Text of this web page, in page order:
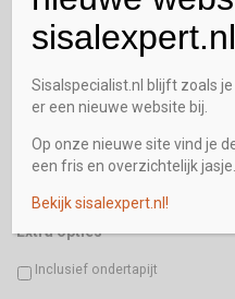
Extra opties
Inclusief ondertapijt
Sisalspecialist.nl blijft zoals
er een nieuwe website bij.
Op onze nieuwe site vind je
een fris en overzichtelijk jasje.
Bekijk sisalexpert.nl!